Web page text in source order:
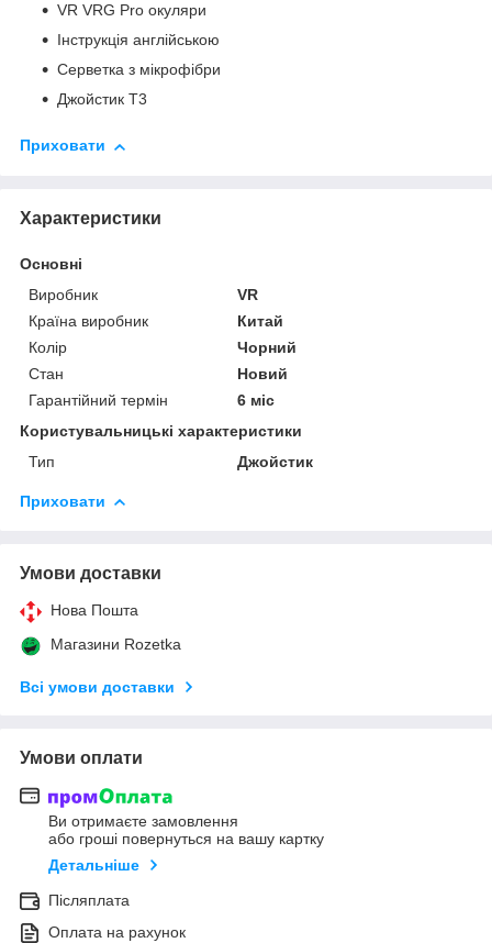
VR VRG Pro окуляри
Інструкція англійською
Серветка з мікрофібри
Джойстик T3
Приховати
Характеристики
Основні
Виробник
VR
Країна виробник
Китай
Колір
Чорний
Стан
Новий
Гарантійний термін
6 міс
Користувальницькі характеристики
Тип
Джойстик
Приховати
Умови доставки
Нова Пошта
Магазини Rozetka
Всі умови доставки
Умови оплати
Ви отримаєте замовлення
або гроші повернуться на вашу картку
Детальніше
Післяплата
Оплата на рахунок